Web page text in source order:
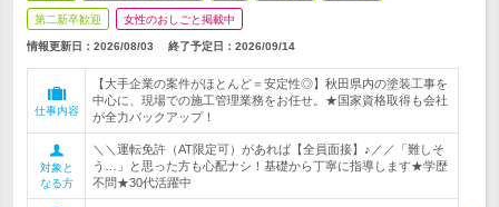
第二新卒歓迎 女性のおしごと掲載中
情報更新日：2026/08/03 終了予定日： 2026/09/14
仕事内容
【大手企業の案件がほとんど＝安定性◎】秋田県内の塗装工事を
中心に、現場での施工管理業務をお任せ。★国家資格取得も会社
が全力バックアップ！
対象と
なる方
＼＼運転免許（AT限定可）があれば【全員面接】♪／／「難しそ
う…」と思った方も心配ナシ！基礎から丁寧に指導します★学歴
不問★30代活躍中